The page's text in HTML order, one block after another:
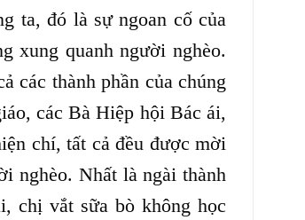
ta, đó là sự ngoan cố của
xung quanh người nghèo.
các thành phần của chúng
các Bà Hiệp hội Bác ái,
chí, tất cả đều được mời
nghèo. Nhất là ngài thành
chị vắt sữa bò không học